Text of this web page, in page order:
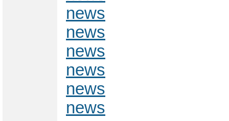
news
news
news
news
news
news